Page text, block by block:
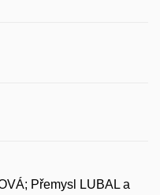
Přemysl LUBAL a